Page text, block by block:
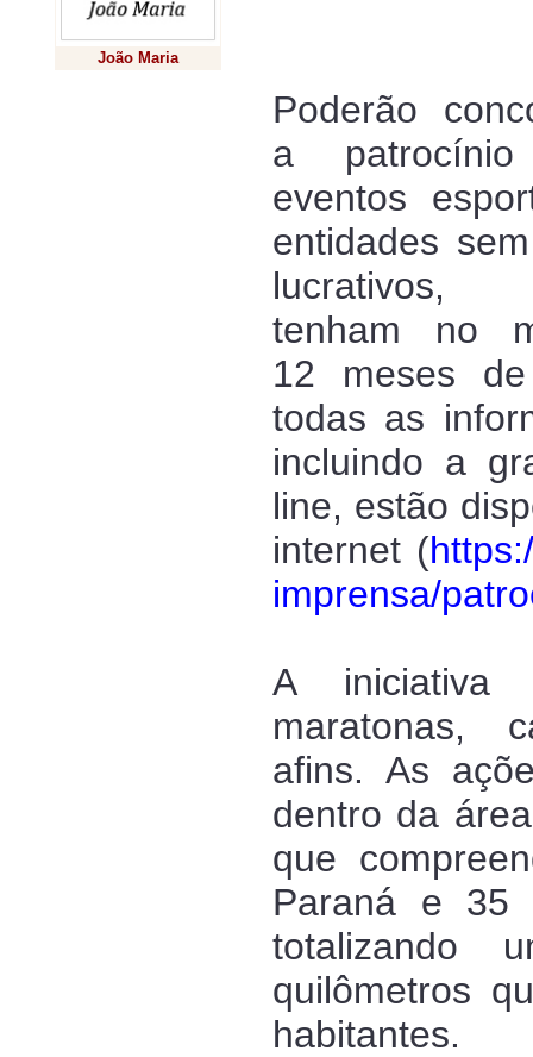
João Maria
Poderão
a
eventos
entidades
lucrativos,
tenham no
12 meses
todas as
incluindo a
line, estão
internet (
imprensa/
A iniciativa
maratonas,
afins. As
dentro da
que
Paraná e 35
totalizando
quilômetros
habitantes.